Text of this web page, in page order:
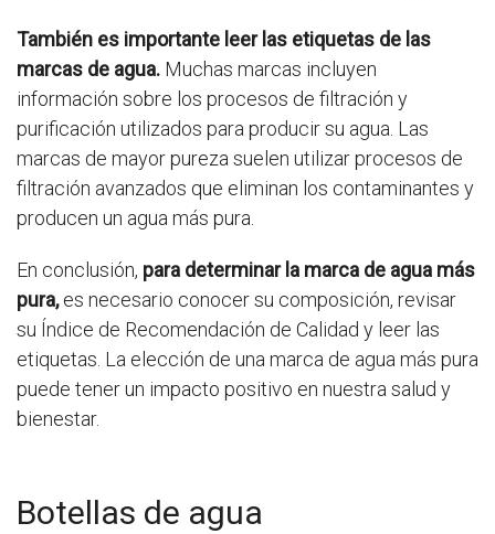
También es importante leer las etiquetas de las
marcas de agua. Muchas marcas incluyen
información sobre los procesos de filtración y
purificación utilizados para producir su agua. Las
marcas de mayor pureza suelen utilizar procesos de
filtración avanzados que eliminan los contaminantes y
producen un agua más pura.
En conclusión, para determinar la marca de agua más
pura,es necesario conocer su composición, revisar
su Índice de Recomendación de Calidad y leer las
etiquetas. La elección de una marca de agua más pura
puede tener un impacto positivo en nuestra salud y
bienestar.
Botellas de agua